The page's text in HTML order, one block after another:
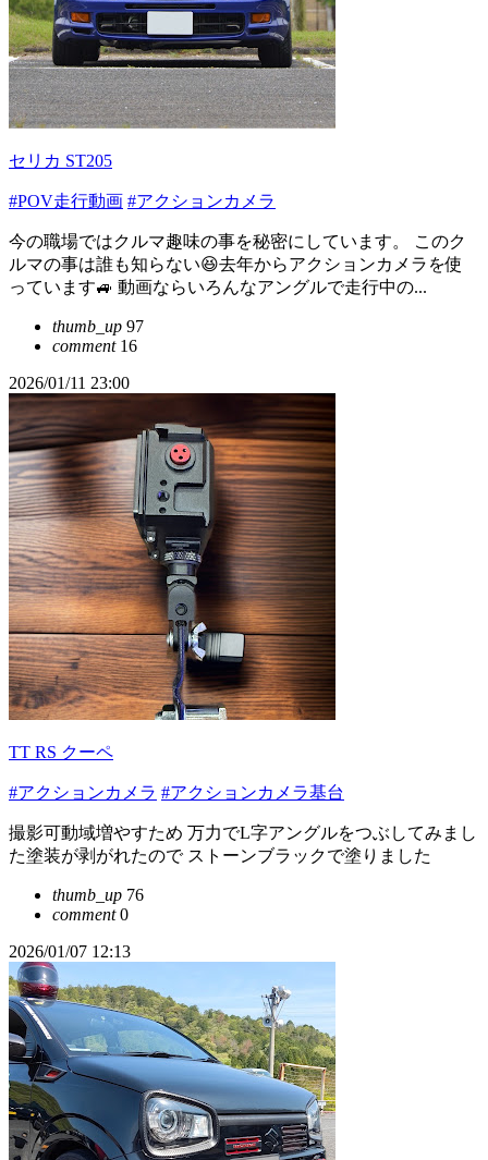
セリカ ST205
#POV走行動画 #アクションカメラ
今の職場ではクルマ趣味の事を秘密にしています。 このク
ルマの事は誰も知らない😆去年からアクションカメラを使
っています🚙 動画ならいろんなアングルで走行中の...
thumb_up 97
comment16
2026/01/11 23:00
TT RS クーペ
#アクションカメラ #アクションカメラ基台
撮影可動域増やすため 万力でL字アングルをつぶしてみまし
た塗装が剥がれたので ストーンブラックで塗りました
thumb_up 76
comment0
2026/01/07 12:13